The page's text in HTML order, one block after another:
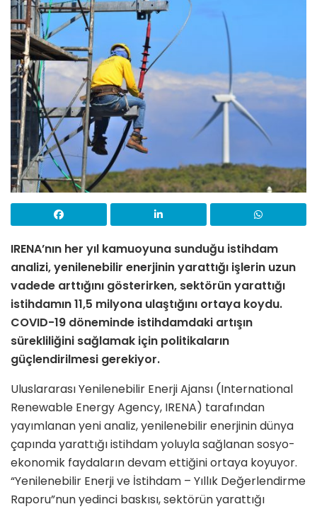
IRENA’nın her yıl kamuoyuna sunduğu istihdam
analizi, yenilenebilir enerjinin yarattığı işlerin uzun
vadede arttığını gösterirken, sektörün yarattığı
istihdamın 11,5 milyona ulaştığını ortaya koydu.
COVID-19 döneminde istihdamdaki artışın
sürekliliğini sağlamak için politikaların
güçlendirilmesi gerekiyor.
Uluslararası Yenilenebilir Enerji Ajansı (International
Renewable Energy Agency, IRENA) tarafından
yayımlanan yeni analiz, yenilenebilir enerjinin dünya
çapında yarattığı istihdam yoluyla sağlanan sosyo-
ekonomik faydaların devam ettiğini ortaya koyuyor.
“Yenilenebilir Enerji ve İstihdam – Yıllık Değerlendirme
Raporu”nun yedinci baskısı, sektörün yarattığı